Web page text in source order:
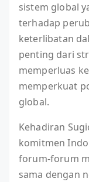
sistem global
terhadap
keterlibatan
penting dari
memperluas
memperkuat
global.
Kehadiran
komitmen
forum-forum
sama dengan